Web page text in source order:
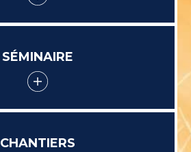
SÉMINAIRE
CHANTIERS